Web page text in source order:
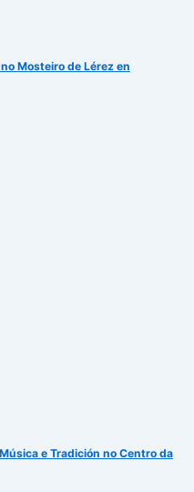
Mosteiro de Lérez en
e Tradición no Centro da